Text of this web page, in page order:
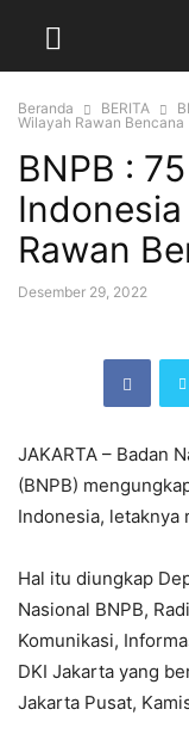
Beranda BERITA
Wilayah Rawan Bencana
BNPB :
Rawan
Desember 29, 2022
JAKARTA – Badan
(BNPB)
Indonesia, letaknya
Hal itu diungkap
Nasional BNPB,
Komunikasi,
DKI Jakarta yang
Jakarta Pusat,